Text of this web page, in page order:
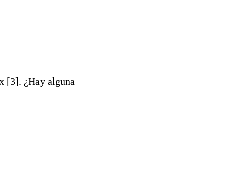
[3]. ¿Hay alguna